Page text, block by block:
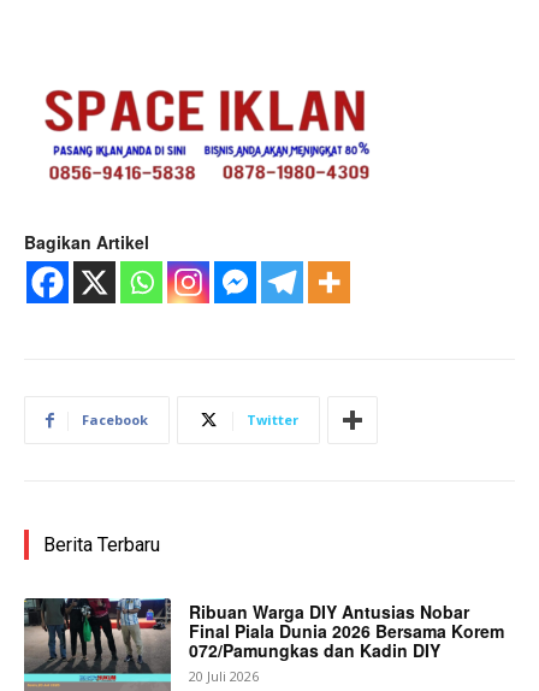
Bagikan Artikel
Facebook Twitter
Berita Terbaru
Ribuan Warga DIY Antusias Nobar
Final Piala Dunia 2026 Bersama Korem
072/Pamungkas dan Kadin DIY
20 Juli 2026